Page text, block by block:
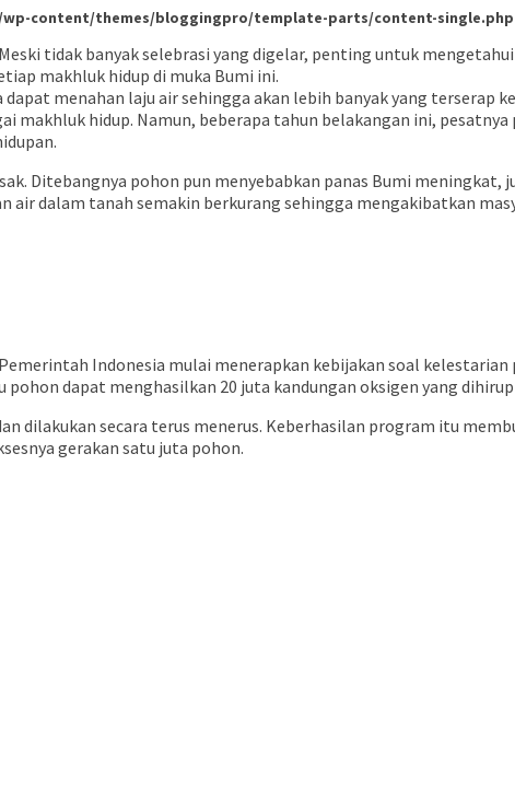
content/themes/bloggingpro/template-parts/content-single.php
tidak banyak selebrasi yang digelar, penting untuk
makhluk hidup di muka Bumi ini.
menahan laju air sehingga akan lebih banyak yang terserap
hidup. Namun, beberapa tahun belakangan ini,
Ditebangnya pohon pun menyebabkan panas Bumi meningkat,
dalam tanah semakin berkurang sehingga mengakibatkan
Indonesia mulai menerapkan kebijakan soal
dapat menghasilkan 20 juta kandungan oksigen yang
dilakukan secara terus menerus. Keberhasilan program itu
gerakan satu juta pohon.